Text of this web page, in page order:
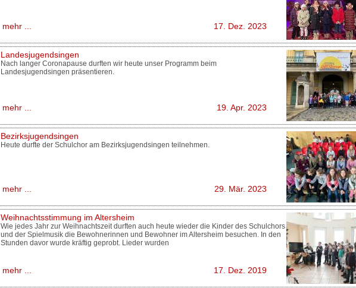
mehr ... 17. Dez. 2023
Landesjugendsingen
Nach langer Coronapause durften wir heute unser Programm beim
Landesjugendsingen präsentieren.
mehr ... 19. Apr. 2023
Bezirksjugendsingen
Heute durfte der Schulchor am Bezirksjugendsingen teilnehmen.
mehr ... 29. Mär. 2023
Weihnachtsstimmung im Altersheim
Wie jedes Jahr zur Weihnachtszeit durften auch heute wieder die Kinder des Schulchors
und der Spielmusik die Bewohnerinnen und Bewohner im Altersheim besuchen. In den
Stunden davor wurde kräftig geprobt. Lieder wurden
mehr ... 17. Dez. 2019